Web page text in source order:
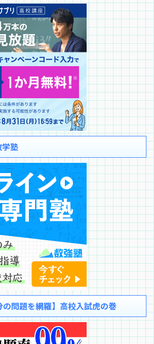
学塾
の問題を網羅】高校入試虎の巻